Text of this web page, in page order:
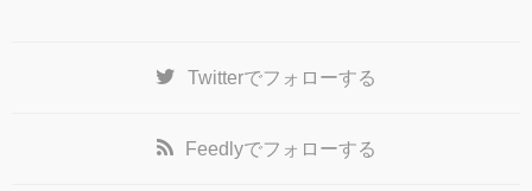
Twitterでフォローする
Feedlyでフォローする